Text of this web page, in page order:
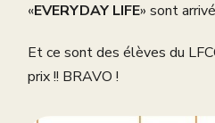
«EVERYDAY LIFE» sont
Et ce sont des élèves du
prix !! BRAVO !